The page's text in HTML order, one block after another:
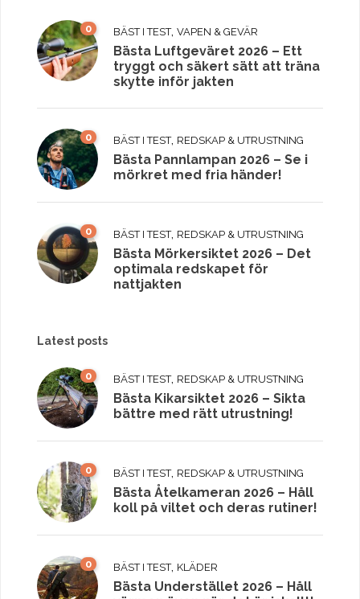
0 BÄST I TEST, VAPEN & GEVÄR
Bästa Luftgeväret 2026 – Ett
tryggt och säkert sätt att träna
skytte inför jakten
0 BÄST I TEST, REDSKAP & UTRUSTNING
Bästa Pannlampan 2026 – Se i
mörkret med fria händer!
0 BÄST I TEST, REDSKAP & UTRUSTNING
Bästa Mörkersiktet 2026 – Det
optimala redskapet för
nattjakten
Latest posts
0 BÄST I TEST, REDSKAP & UTRUSTNING
Bästa Kikarsiktet 2026 – Sikta
bättre med rätt utrustning!
0 BÄST I TEST, REDSKAP & UTRUSTNING
Bästa Åtelkameran 2026 – Håll
koll på viltet och deras rutiner!
0 BÄST I TEST, KLÄDER
Bästa Understället 2026 – Håll